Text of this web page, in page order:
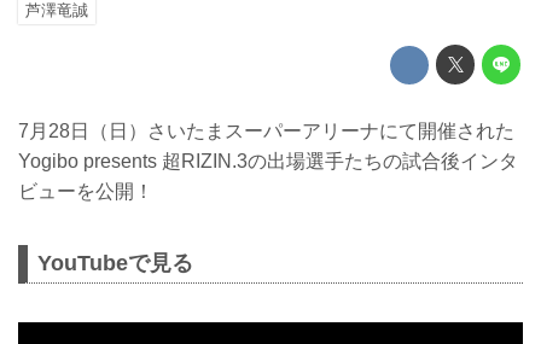
芦澤竜誠
7月28日（日）さいたまスーパーアリーナにて開催された
Yogibo presents 超RIZIN.3の出場選手たちの試合後インタ
ビューを公開！
YouTubeで見る